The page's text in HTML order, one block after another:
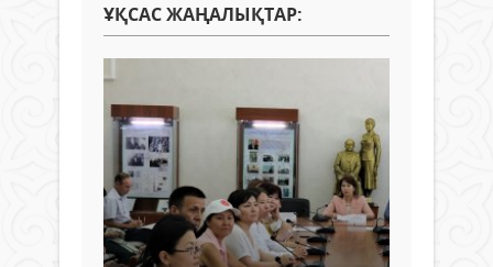
ҰҚСАС ЖАҢАЛЫҚТАР: